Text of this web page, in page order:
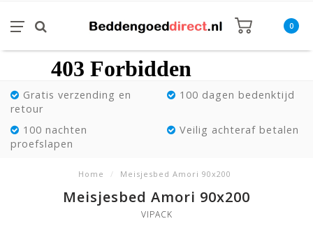
0
Gratis verzending en
retour
100 dagen bedenktijd
100 nachten
proefslapen
Veilig achteraf betalen
Home / Meisjesbed Amori 90x200
Meisjesbed Amori 90x200
VIPACK